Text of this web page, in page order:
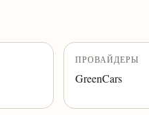
ПРОВАЙДЕРЫ
GreenCars